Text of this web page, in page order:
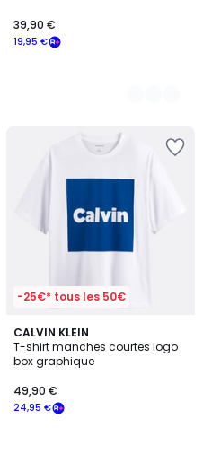
19,95 €
39,90 €
-25€* tous les 50€
CALVIN KLEIN
T-shirt manches courtes logo
box graphique
24,95 €
49,90 €